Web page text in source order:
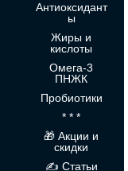
Антиоксидант
ы
Жиры и
кислоты
Омега-3
ПНЖК
Пробиотики
* * *
🎁 Акции и
скидки
✍ Статьи